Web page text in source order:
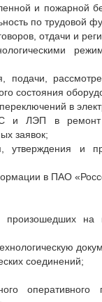
и пожарной
по трудовой
отдачи и
состояния
в
и ЛЭП в ремонт
заявок;
утверждения и
в ПАО
произошедших на
соединений;